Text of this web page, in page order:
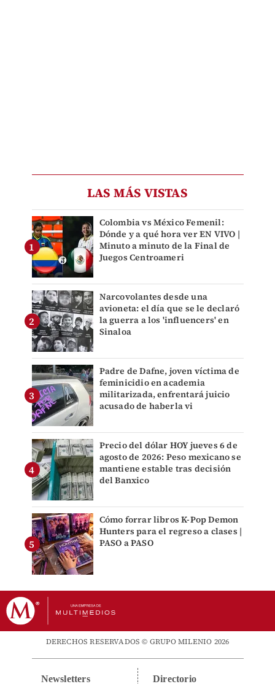
LAS MÁS VISTAS
Colombia vs México Femenil:
Dónde y a qué hora ver EN VIVO |
Minuto a minuto de la Final de
Juegos Centroameri
Narcovolantes desde una
avioneta: el día que se le declaró
la guerra a los 'influencers' en
Sinaloa
Padre de Dafne, joven víctima de
feminicidio en academia
militarizada, enfrentará juicio
acusado de haberla vi
Precio del dólar HOY jueves 6 de
agosto de 2026: Peso mexicano se
mantiene estable tras decisión
del Banxico
Cómo forrar libros K-Pop Demon
Hunters para el regreso a clases |
PASO a PASO
DERECHOS RESERVADOS © GRUPO MILENIO 2026
Newsletters Directorio